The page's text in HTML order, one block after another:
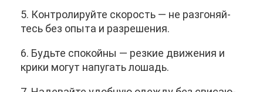
5. Кон­тро­ли­руй­те ско­рость — не раз­го­няй­
тесь без опы­та и раз­ре­ше­ния.
6. Будь­те спо­кой­ны — рез­кие дви­же­ния и
кри­ки мо­гут на­пу­гать ло­шадь.